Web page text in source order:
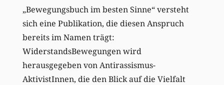
„Bewegungsbuch im besten Sinne“ versteht
sich eine Publikation, die diesen Anspruch
bereits im Namen trägt:
WiderstandsBewegungen wird
herausgegeben von Antirassismus-
AktivistInnen, die den Blick auf die Vielfalt